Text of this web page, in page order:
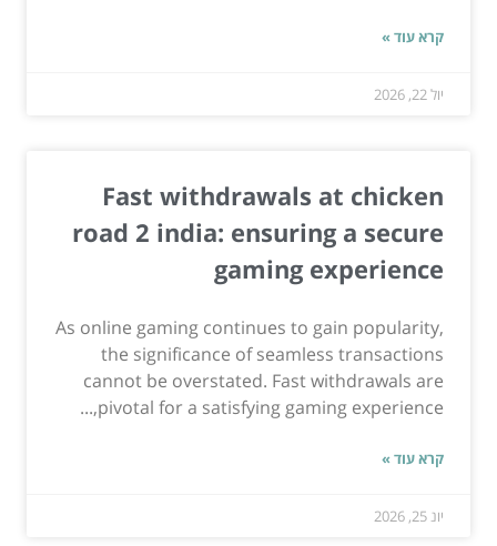
קרא עוד »
יול 22, 2026
Fast withdrawals at chicken
road 2 india: ensuring a secure
gaming experience
As online gaming continues to gain popularity,
the significance of seamless transactions
cannot be overstated. Fast withdrawals are
pivotal for a satisfying gaming experience,...
קרא עוד »
יונ 25, 2026